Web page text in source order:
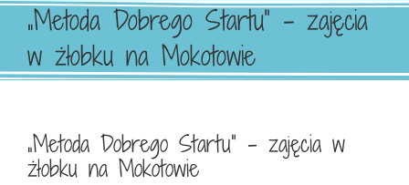
„Metoda Dobrego Startu” – zajęcia
w żłobku na Mokotowie
„Metoda Dobrego Startu” – zajęcia w
żłobku na Mokotowie